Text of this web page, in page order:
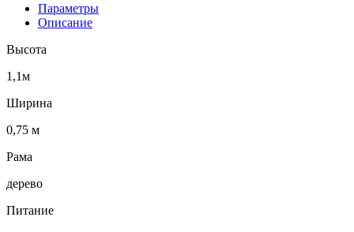
Параметры
Описание
Высота
1,1м
Ширина
0,75 м
Рама
дерево
Питание